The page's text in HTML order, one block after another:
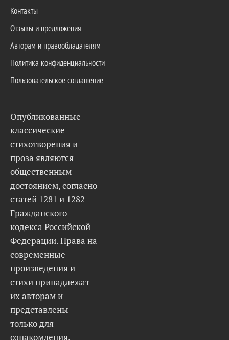
Контакты
Отзывы и предложения
Авторам и правообладателям
Политика конфиденциальности
Пользовательское соглашение
Опубликованные
классические
стихотворения и
проза являются
общественным
достоянием, согласно
статей 1281 и 1282
Гражданского
кодекса Российской
Федерации. Права на
современные
произведения и
стихи принадлежат
их авторам и
представлены
только для
ознакомления.